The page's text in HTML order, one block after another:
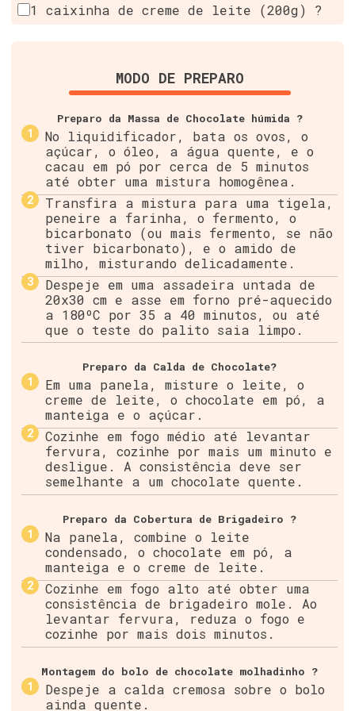
1 caixinha de creme de leite (200g) ?
MODO DE PREPARO
Preparo da Massa de Chocolate húmida ?
No liquidificador, bata os ovos, o
açúcar, o óleo, a água quente, e o
cacau em pó por cerca de 5 minutos
até obter uma mistura homogênea.
Transfira a mistura para uma tigela,
peneire a farinha, o fermento, o
bicarbonato (ou mais fermento, se não
tiver bicarbonato), e o amido de
milho, misturando delicadamente.
Despeje em uma assadeira untada de
20x30 cm e asse em forno pré-aquecido
a 180ºC por 35 a 40 minutos, ou até
que o teste do palito saia limpo.
Preparo da Calda de Chocolate?
Em uma panela, misture o leite, o
creme de leite, o chocolate em pó, a
manteiga e o açúcar.
Cozinhe em fogo médio até levantar
fervura, cozinhe por mais um minuto e
desligue. A consistência deve ser
semelhante a um chocolate quente.
Preparo da Cobertura de Brigadeiro ?
Na panela, combine o leite
condensado, o chocolate em pó, a
manteiga e o creme de leite.
Cozinhe em fogo alto até obter uma
consistência de brigadeiro mole. Ao
levantar fervura, reduza o fogo e
cozinhe por mais dois minutos.
Montagem do bolo de chocolate molhadinho ?
Despeje a calda cremosa sobre o bolo
ainda quente.